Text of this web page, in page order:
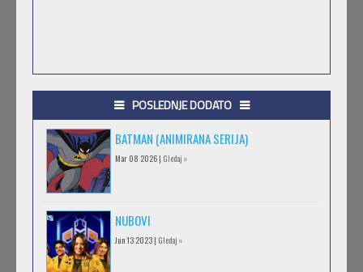
POSLEDNJE DODATO
BATMAN (ANIMIRANA SERIJA)
Mar 08 2026 | Gledaj »
NUBOVI
Jun 13 2023 | Gledaj »